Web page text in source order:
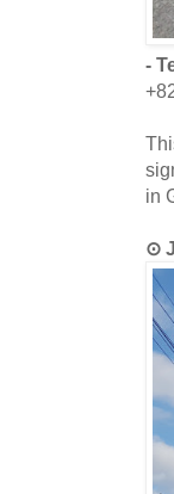
-
in
⊙